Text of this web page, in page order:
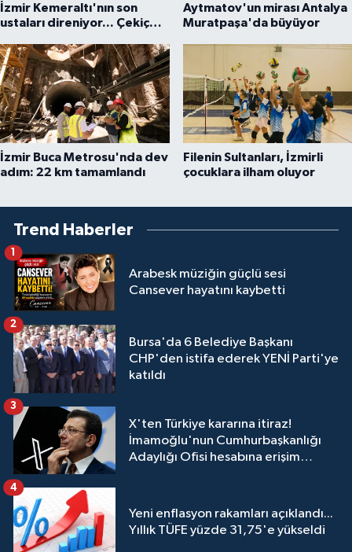
İzmir Kemeraltı'nın son
ustaları direniyor... Çekiç
Aytmatov'un mirası Antalya
Muratpaşa'da büyüyor
İzmir Buca Metrosu'nda dev
adım: 22 km tamamlandı
Filenin Sultanları, İzmirli
çocuklara ilham oluyor
Trend Haberler
Arabesk müziğin güçlü sesi
Cansever hayatını kaybetti
1
Bursa'da 6 Belediye Başkanı
CHP'den istifa ederek YENİ Parti'ye
katıldı
2
X'ten Türkiye kararına itiraz!
İmamoğlu'nun Cumhurbaşkanlığı
Adaylığı Ofisi hesabına erişim
3
Yeni enflasyon rakamları açıklandı...
Yıllık TÜFE yüzde 31,75'e yükseldi
4